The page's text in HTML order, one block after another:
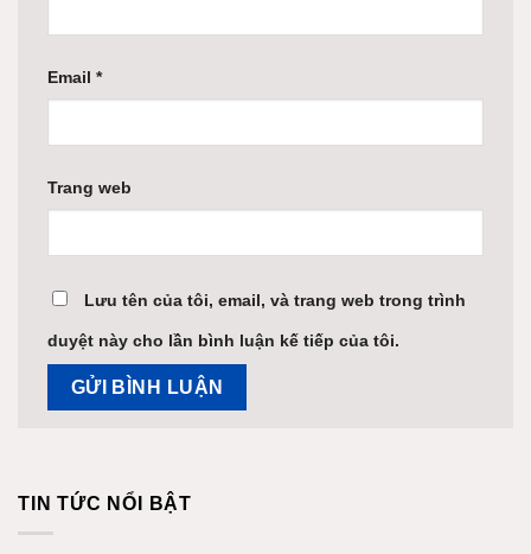
Email *
Trang web
Lưu tên của tôi, email, và trang web trong trình
duyệt này cho lần bình luận kế tiếp của tôi.
TIN TỨC NỔI BẬT